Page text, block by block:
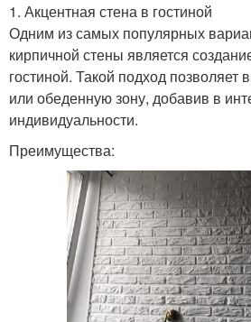
1. Акцентная стена в гостиной
Одним из самых популярных
кирпичной стены является
гостиной. Такой подход позволяет
или обеденную зону, добавив в
индивидуальности.
Преимущества: